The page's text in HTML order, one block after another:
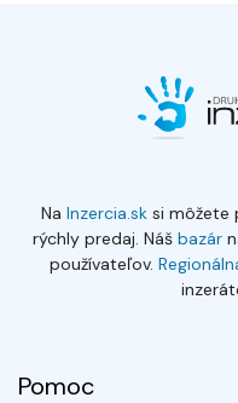
Na Inzercia.sksi môžete
rýchly predaj. Náš bazár
používateľov.
Pomoc